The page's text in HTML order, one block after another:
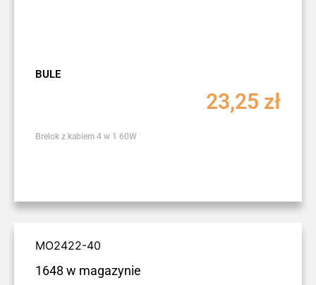
BULE
23,25 zł
Brelok z kablem 4 w 1 60W
MO2422-40
1648 w magazynie